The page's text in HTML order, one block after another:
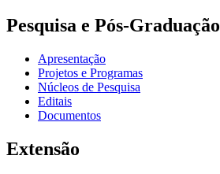
Pesquisa e Pós-Graduação
Apresentação
Projetos e Programas
Núcleos de Pesquisa
Editais
Documentos
Extensão